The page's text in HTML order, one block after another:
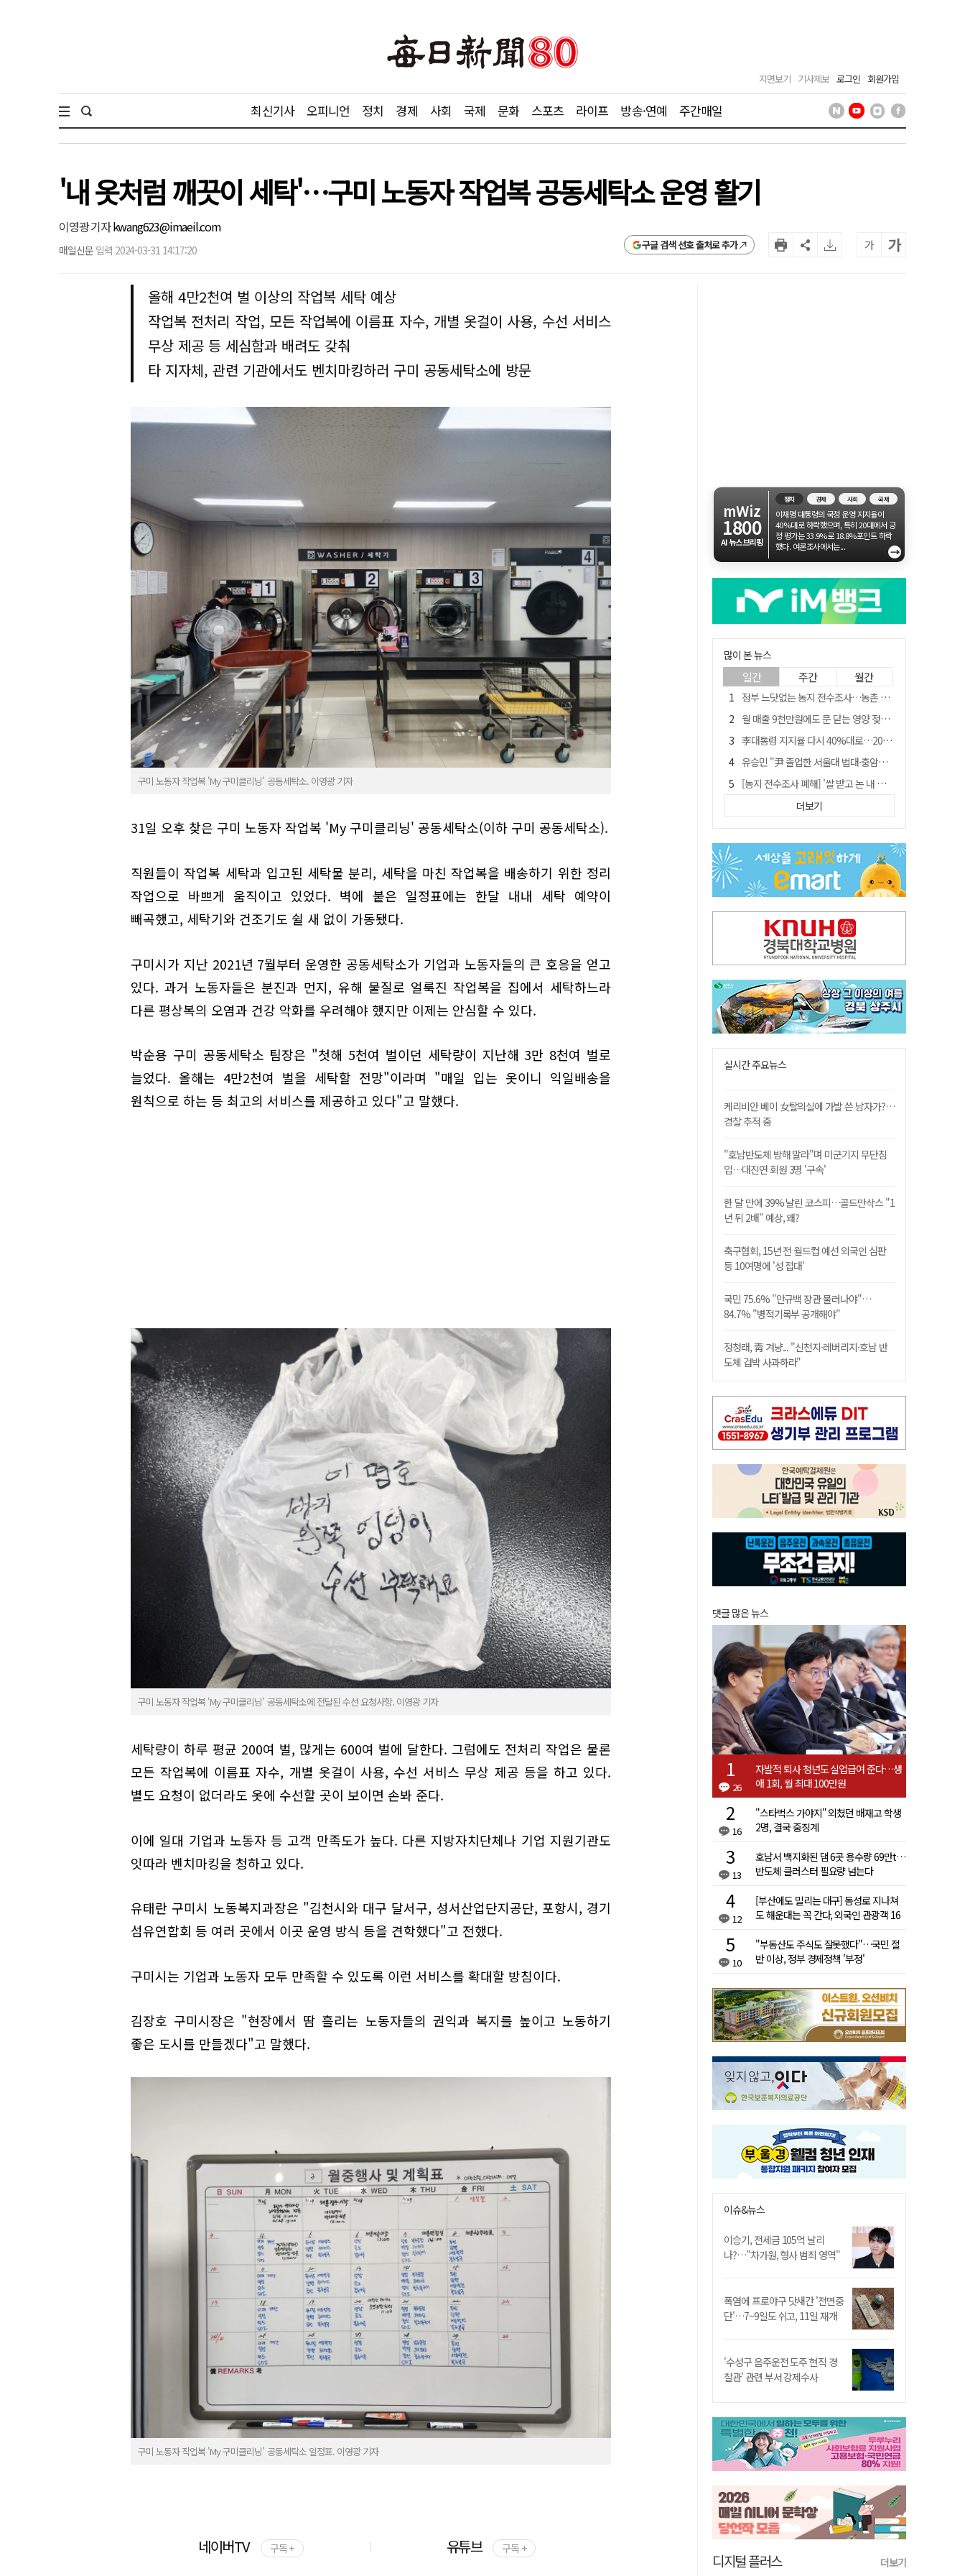
지면보기 기사제보 로그인 회원가입
최신기사 오피니언 정치 경제 사회 국제 문화 스포츠 라이프 방송·연예 주간매일
'내 옷처럼 깨끗이 세탁'…구미 노동자 작업복 공동세탁소 운영 활기
이영광 기자kwang623@imaeil.com
매일신문 입력 2024-03-31 14:17:20 구글 검색 선호 출처로 추가 가 가
올해 4만2천여 벌 이상의 작업복 세탁 예상
작업복 전처리 작업, 모든 작업복에 이름표 자수, 개별 옷걸이 사용, 수선 서비스
무상 제공 등 세심함과 배려도 갖춰
타 지자체, 관련 기관에서도 벤치마킹하러 구미 공동세탁소에 방문
구미 노동자 작업복 'My 구미클리닝' 공동세탁소. 이영광 기자
31일 오후 찾은 구미 노동자 작업복 'My 구미클리닝' 공동세탁소(이하 구미 공동세탁소).
직원들이 작업복 세탁과 입고된 세탁물 분리, 세탁을 마친 작업복을 배송하기 위한 정리
작업으로 바쁘게 움직이고 있었다. 벽에 붙은 일정표에는 한달 내내 세탁 예약이
빼곡했고, 세탁기와 건조기도 쉴 새 없이 가동됐다.
구미시가 지난 2021년 7월부터 운영한 공동세탁소가 기업과 노동자들의 큰 호응을 얻고
있다. 과거 노동자들은 분진과 먼지, 유해 물질로 얼룩진 작업복을 집에서 세탁하느라
다른 평상복의 오염과 건강 악화를 우려해야 했지만 이제는 안심할 수 있다.
박순용 구미 공동세탁소 팀장은 "첫해 5천여 벌이던 세탁량이 지난해 3만 8천여 벌로
늘었다. 올해는 4만2천여 벌을 세탁할 전망"이라며 "매일 입는 옷이니 익일배송을
원칙으로 하는 등 최고의 서비스를 제공하고 있다"고 말했다.
구미 노동자 작업복 'My 구미클리닝' 공동세탁소에 전달된 수선 요청사항. 이영광 기자
세탁량이 하루 평균 200여 벌, 많게는 600여 벌에 달한다. 그럼에도 전처리 작업은 물론
모든 작업복에 이름표 자수, 개별 옷걸이 사용, 수선 서비스 무상 제공 등을 하고 있다.
별도 요청이 없더라도 옷에 수선할 곳이 보이면 손봐 준다.
이에 일대 기업과 노동자 등 고객 만족도가 높다. 다른 지방자치단체나 기업 지원기관도
잇따라 벤치마킹을 청하고 있다.
유태란 구미시 노동복지과장은 "김천시와 대구 달서구, 성서산업단지공단, 포항시, 경기
섬유연합회 등 여러 곳에서 이곳 운영 방식 등을 견학했다"고 전했다.
구미시는 기업과 노동자 모두 만족할 수 있도록 이런 서비스를 확대할 방침이다.
김장호 구미시장은 "현장에서 땀 흘리는 노동자들의 권익과 복지를 높이고 노동하기
좋은 도시를 만들겠다"고 말했다.
구미 노동자 작업복 'My 구미클리닝' 공동세탁소 일정표. 이영광 기자
네이버TV 구독 + 유튜브 구독 +
mWiz
1800
AI 뉴스브리핑
정치 경제 사회 국제
이재명 대통령의 국정 운영 지지율이
40%대로 하락했으며, 특히 20대에서 긍
정 평가는 33.9%로 18.8%포인트 하락
했다. 여론조사에서는...
→
많이 본 뉴스
일간 주간 월간
정부 느닷없는 농지 전수조사…농촌 들쑤시는 '경자유전'의 칼날
월 매출 9천만원에도 문 닫는 영양 젖소농장… "일할 사람이 없어"
李대통령 지지율 다시 40%대로…20대는 18.8%p 급락
유승민 "尹 졸업한 서울대 법대·충암고도 없애야"…李 육사 통합 직격
[농지 전수조사 폐해] '쌀 받고 논 내 준' 도지농 이제 어쩌나?
[농지 전수조사 폐해] 농지값도 흔들리나…"도지 막히면 헐값 매물 나올 수도"
국민 51.9% "李 대통령 재판 재개 필요하다"
경북 영천시, 9월부터 11월까지 반값 여행 혜택 제공
아쉬운 태클
더보기
실시간 주요뉴스
케리비안 베이 女탈의실에 가발 쓴 남자가?…
경찰 추적 중
"호남반도체 방해 말라"며 미군기지 무단침
입…대진연 회원 3명 '구속'
한 달 만에 39% 날린 코스피…골드만삭스 "1
년 뒤 2배" 예상, 왜?
축구협회, 15년 전 월드컵 예선 외국인 심판
등 10여명에 '성 접대'
국민 75.6% "안규백 장관 물러나야"…
84.7% "병적기록부 공개해야"
정청래, 靑 겨냥... "신천지·레버리지·호남 반
도체 겁박 사과하라"
댓글 많은 뉴스
26
자발적 퇴사 청년도 실업급여 준다…생
애 1회, 월 최대 100만원
16
"스타벅스 가야지" 외쳤던 배재고 학생
2명, 결국 중징계
13
호남서 백지화된 댐 6곳 용수량 69만t…
반도체 클러스터 필요량 넘는다
12
[부산에도 밀리는 대구] 동성로 지나쳐
도 해운대는 꼭 간다, 외국인 관광객 16
10
"부동산도 주식도 잘못했다"…국민 절
반 이상, 정부 경제정책 '부정'
이슈&뉴스
이승기, 전세금 105억 날리
나?…"차가원, 형사 범죄 영역"
폭염에 프로야구 닷새간 '전면중
단'…7~9일도 쉬고, 11일 재개
'수성구 음주운전 도주 현직 경
찰관' 관련 부서 강제수사
디지털 플러스 더보기